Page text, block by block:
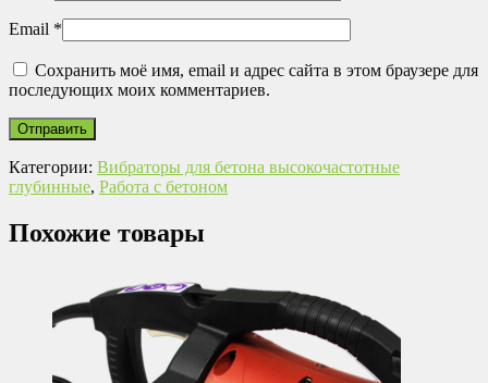
Email *
Сохранить моё имя, email и адрес сайта в этом браузере для
последующих моих комментариев.
Категории: Вибраторы для бетона высокочастотные
глубинные, Работа с бетоном
Похожие товары